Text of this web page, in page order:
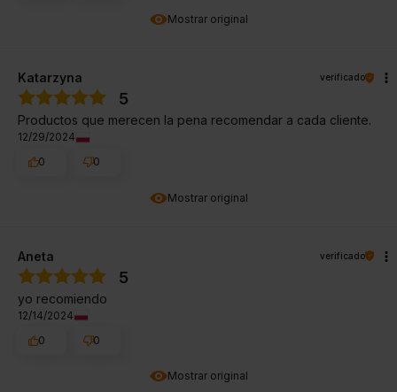
Mostrar original
Mostrar original
Katarzyna verificado
5
Productos que merecen la pena recomendar a cada cliente.
12/29/2024
0
0
Mostrar original
Aneta verificado
5
yo recomiendo
12/14/2024
0
0